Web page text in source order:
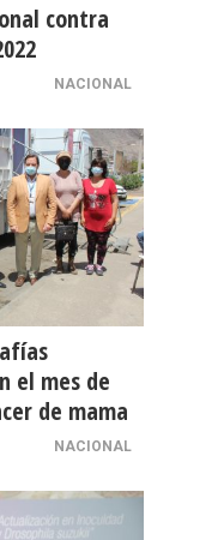
contra
NACIONAL
el mes de
de mama
NACIONAL